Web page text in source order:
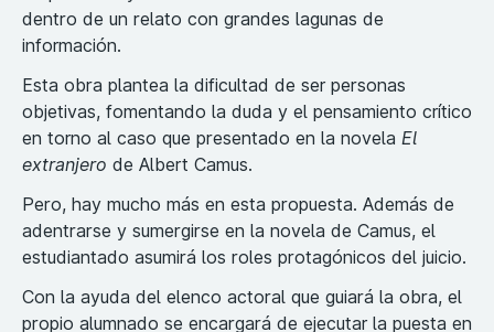
dentro de un relato con grandes lagunas de
información.
Esta obra plantea la dificultad de ser personas
objetivas, fomentando la duda y el pensamiento crítico
en torno al caso que presentado en la novela El
extranjero de Albert Camus.
Pero, hay mucho más en esta propuesta. Además de
adentrarse y sumergirse en la novela de Camus, el
estudiantado asumirá los roles protagónicos del juicio.
Con la ayuda del elenco actoral que guiará la obra, el
propio alumnado se encargará de ejecutar la puesta en